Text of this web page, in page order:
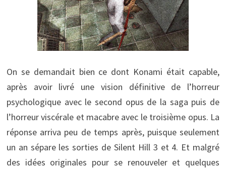
On se demandait bien ce dont Konami était capable,
après avoir livré une vision définitive de l’horreur
psychologique avec le second opus de la saga puis de
l’horreur viscérale et macabre avec le troisième opus. La
réponse arriva peu de temps après, puisque seulement
un an sépare les sorties de Silent Hill 3 et 4. Et malgré
des idées originales pour se renouveler et quelques